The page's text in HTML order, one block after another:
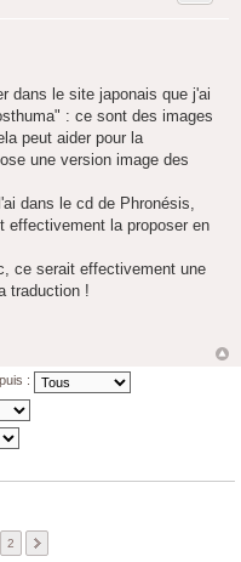
dans le site japonais que j'ai
: ce sont des images
peut aider pour la
une version image des
dans le cd de Phronésis,
effectivement la proposer en
ce serait effectivement une
traduction !
:
2